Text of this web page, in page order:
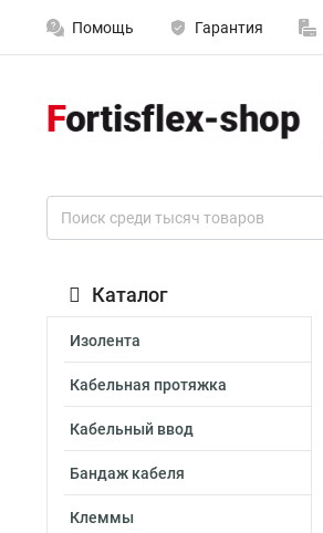
Помощь Гарантия
Каталог
Изолента
Кабельная протяжка
Кабельный ввод
Бандаж кабеля
Клеммы